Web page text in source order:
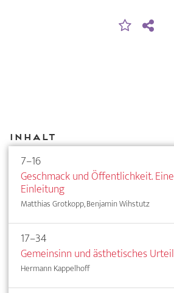
Inhalt
7–16
Geschmack und Öffentlichkeit. Eine
Einleitung
Matthias Grotkopp, Benjamin Wihstutz
17–34
Gemeinsinn und ästhetisches Urteil
Hermann Kappelhoff